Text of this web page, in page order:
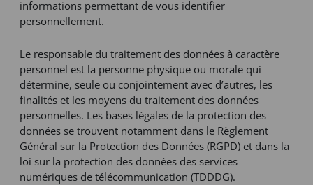
informations permettant de vous identifier
personnellement.
Le responsable du traitement des données à caractère
personnel est la personne physique ou morale qui
détermine, seule ou conjointement avec d’autres, les
finalités et les moyens du traitement des données
personnelles. Les bases légales de la protection des
données se trouvent notamment dans le Règlement
Général sur la Protection des Données (RGPD) et dans la
loi sur la protection des données des services
numériques de télécommunication (TDDDG).